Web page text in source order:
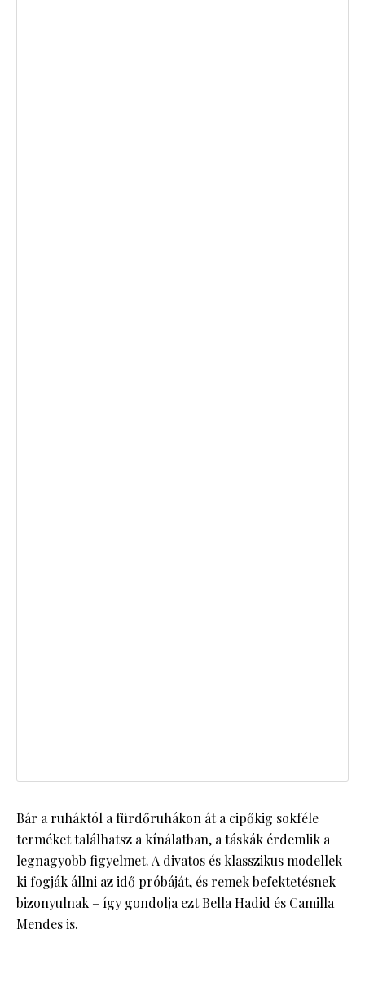
Bár a ruháktól a fürdőruhákon át a cipőkig sokféle
terméket találhatsz a kínálatban, a táskák érdemlik a
legnagyobb figyelmet. A divatos és klasszikus modellek
ki fogják állni az idő próbáját, és remek befektetésnek
bizonyulnak – így gondolja ezt Bella Hadid és Camilla
Mendes is.